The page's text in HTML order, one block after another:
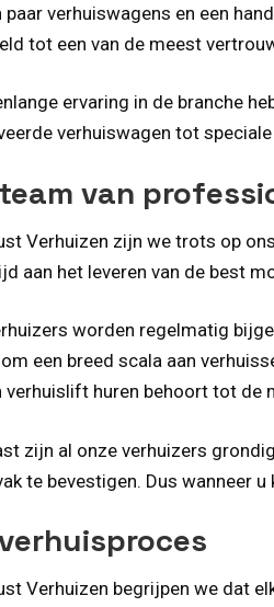
paar verhuiswagens en een
tot een van de meest
ervaring in de branche
verhuiswagen tot
van
Verhuizen zijn we trots op
aan het leveren van de best
worden regelmatig
een breed scala aan
verhuislift huren behoort tot de
zijn al onze verhuizers
te bevestigen. Dus wanneer
Verhuizen begrijpen we dat